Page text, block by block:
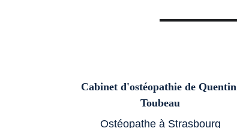
Cabinet d'ostéopathie de Quentin
Toubeau
Ostéopathe à Strasbourg